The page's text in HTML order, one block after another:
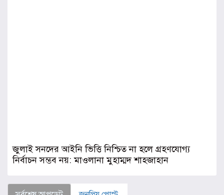
জুলাই সনদের আইনি ভিত্তি নিশ্চিত না হলে গ্রহণযোগ্য
নির্বাচন সম্ভব নয়: মাওলানা মুহাম্মদ শাহজাহান